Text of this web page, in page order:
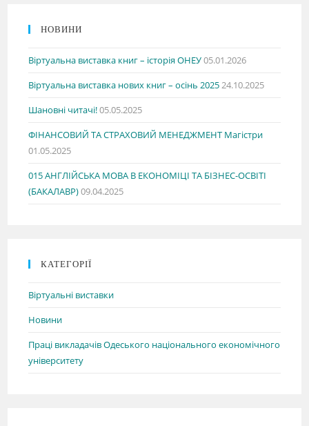
НОВИНИ
Віртуальна виставка книг – історія ОНЕУ05.01.2026
Віртуальна виставка нових книг – осінь 202524.10.2025
Шановні читачі!05.05.2025
ФІНАНСОВИЙ ТА СТРАХОВИЙ МЕНЕДЖМЕНТ Магістри
01.05.2025
015 АНГЛІЙСЬКА МОВА В ЕКОНОМІЦІ ТА БІЗНЕС-ОСВІТІ
(БАКАЛАВР)09.04.2025
КАТЕГОРІЇ
Віртуальні виставки
Новини
Праці викладачів Одеського національного економічного
університету